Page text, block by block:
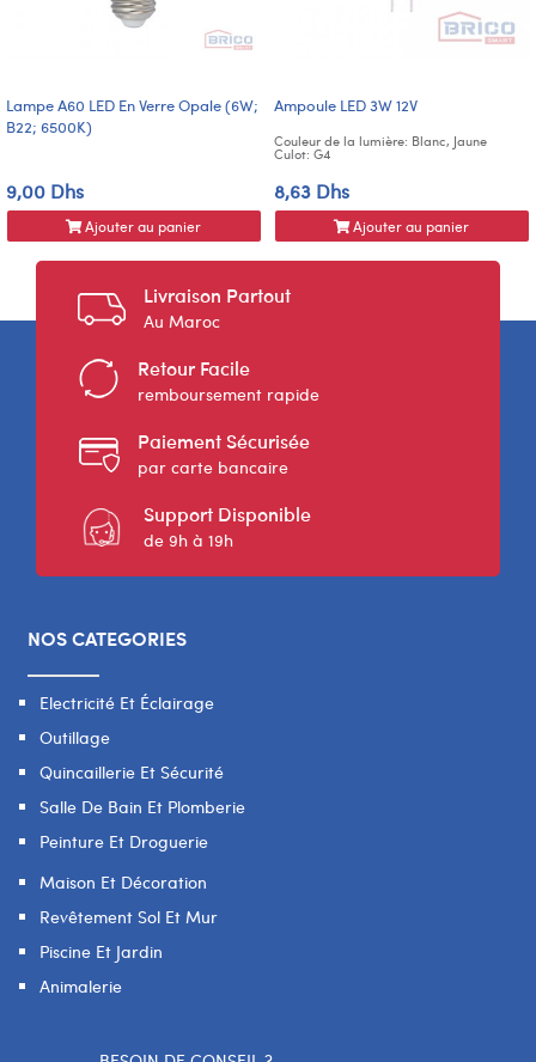
Lampe A60 LED En Verre Opale (6W;
B22; 6500K)
9,00 Dhs
Ajouter au panier
Ampoule LED 3W 12V
Couleur de la lumière: Blanc, Jaune
Culot: G4
8,63 Dhs
Ajouter au panier
Livraison Partout
Au Maroc
Retour Facile
remboursement rapide
Paiement Sécurisée
par carte bancaire
Support Disponible
de 9h à 19h
NOS CATEGORIES
Electricité Et Éclairage
Outillage
Quincaillerie Et Sécurité
Salle De Bain Et Plomberie
Peinture Et Droguerie
Maison Et Décoration
Revêtement Sol Et Mur
Piscine Et Jardin
Animalerie